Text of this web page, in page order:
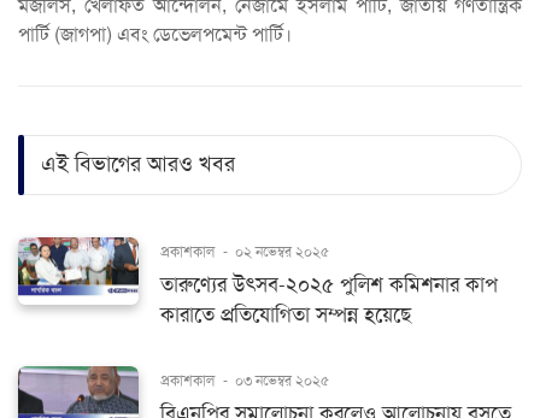
মজলিস, খেলাফত আন্দোলন, নেজামে ইসলাম পার্টি, জাতীয় গণতান্ত্রিক
পার্টি (জাগপা) এবং ডেভেলপমেন্ট পার্টি।
এই বিভাগের আরও খবর
প্রকাশকাল - ০২ নভেম্বর ২০২৫
তারুণ্যের উৎসব-২০২৫ পুলিশ কমিশনার কাপ
কারাতে প্রতিযোগিতা সম্পন্ন হয়েছে
প্রকাশকাল - ০৩ নভেম্বর ২০২৫